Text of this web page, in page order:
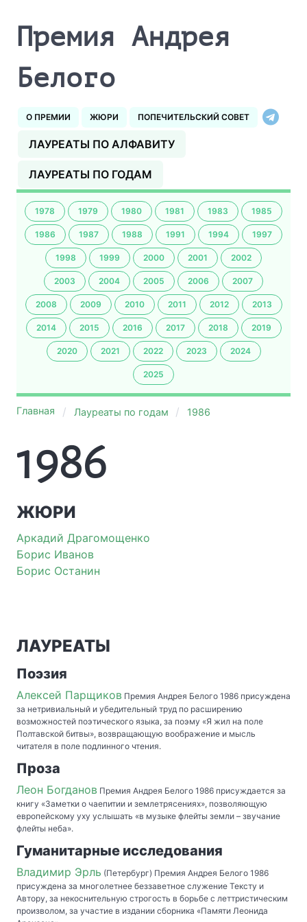
Премия Андрея
Белого
О ПРЕМИИ ЖЮРИ ПОПЕЧИТЕЛЬСКИЙ СОВЕТ
ЛАУРЕАТЫ ПО АЛФАВИТУ
ЛАУРЕАТЫ ПО ГОДАМ
1978 1979 1980 1981 1983 1985
1986 1987 1988 1991 1994 1997
1998 1999 2000 2001 2002
2003 2004 2005 2006 2007
2008 2009 2010 2011 2012 2013
2014 2015 2016 2017 2018 2019
2020 2021 2022 2023 2024
2025
Главная Лауреаты по годам 1986
1986
ЖЮРИ
Аркадий Драгомощенко
Борис Иванов
Борис Останин
ЛАУРЕАТЫ
Поэзия
Алексей Парщиков Премия Андрея Белого 1986 присуждена
за нетривиальный и убедительный труд по расширению
возможностей поэтического языка, за поэму «Я жил на поле
Полтавской битвы», возвращающую воображение и мысль
читателя в поле подлинного чтения.
Проза
Леон Богданов Премия Андрея Белого 1986 присуждается за
книгу «Заметки о чаепитии и землетрясениях», позволяющую
европейскому уху услышать «в музыке флейты земли – звучание
флейты неба».
Гуманитарные исследования
Владимир Эрль (Петербург) Премия Андрея Белого 1986
присуждена за многолетнее беззаветное служение Тексту и
Автору, за некоснительную строгость в борьбе с леттристическим
произволом, за участие в издании сборника «Памяти Леонида